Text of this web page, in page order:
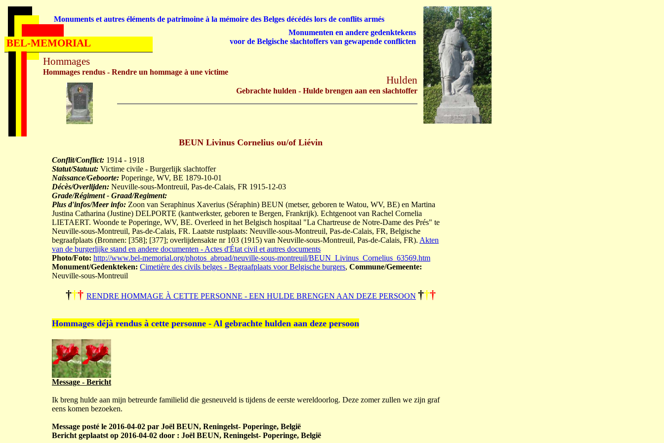
BEUN Livinus Cornelius ou/of Liévin
Conflit/Conflict: 1914 - 1918
Statut/Statuut: Victime civile - Burgerlijk slachtoffer
Naissance/Geboorte: Poperinge, WV, BE 1879-10-01
Décès/Overlijden: Neuville-sous-Montreuil, Pas-de-Calais, FR 1915-12-03
Grade/Régiment - Graad/Regiment:
Plus d'infos/Meer info: Zoon van Seraphinus Xaverius (Séraphin) BEUN (metser, geboren te Watou, WV, BE) en Martina
Justina Catharina (Justine) DELPORTE (kantwerkster, geboren te Bergen, Frankrijk). Echtgenoot van Rachel Cornelia
LIETAERT. Woonde te Poperinge, WV, BE. Overleed in het Belgisch hospitaal "La Chartreuse de Notre-Dame des Prés" te
Neuville-sous-Montreuil, Pas-de-Calais, FR. Laatste rustplaats: Neuville-sous-Montreuil, Pas-de-Calais, FR, Belgische
begraafplaats (Bronnen: [358]; [377]; overlijdensakte nr 103 (1915) van Neuville-sous-Montreuil, Pas-de-Calais, FR). Akten
van de burgerlijke stand en andere documenten - Actes d'État civil et autres documents
Photo/Foto: http://www.bel-memorial.org/photos_abroad/neuville-sous-montreuil/BEUN_Livinus_Cornelius_63569.htm
Monument/Gedenkteken: Cimetière des civils belges - Begraafplaats voor Belgische burgers, Commune/Gemeente:
Neuville-sous-Montreuil
††† RENDRE HOMMAGE À CETTE PERSONNE - EEN HULDE BRENGEN AAN DEZE PERSOON †††
Hommages déjà rendus à cette personne - Al gebrachte hulden aan deze persoon
Message - Bericht
Ik breng hulde aan mijn betreurde familielid die gesneuveld is tijdens de eerste wereldoorlog. Deze zomer zullen we zijn graf
eens komen bezoeken.
Message posté le 2016-04-02 par Joël BEUN, Reningelst- Poperinge, België
Bericht geplaatst op 2016-04-02 door : Joël BEUN, Reningelst- Poperinge, België
Hommages
Hommages rendus - Rendre un hommage à une victime
Hulden
Gebrachte hulden - Hulde brengen aan een slachtoffer
Monuments et autres éléments de patrimoine à la mémoire des Belges décédés lors de conflits armés
Monumenten en andere gedenktekens
voor de Belgische slachtoffers van gewapende conflicten
BEL-MEMORIAL